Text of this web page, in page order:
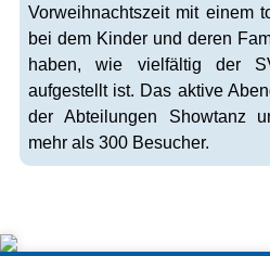
Vorweihnachtszeit mit einem
bei dem Kinder und deren
haben, wie vielfältig der
aufgestellt ist. Das aktive
der Abteilungen Showtanz
mehr als 300 Besucher.